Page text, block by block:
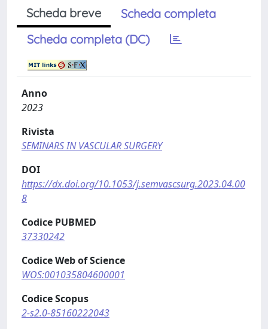
Scheda breve
Scheda completa
Scheda completa (DC)
Anno
2023
Rivista
SEMINARS IN VASCULAR SURGERY
DOI
https://dx.doi.org/10.1053/j.semvascsurg.2023.04.00
8
Codice PUBMED
37330242
Codice Web of Science
WOS:001035804600001
Codice Scopus
2-s2.0-85160222043